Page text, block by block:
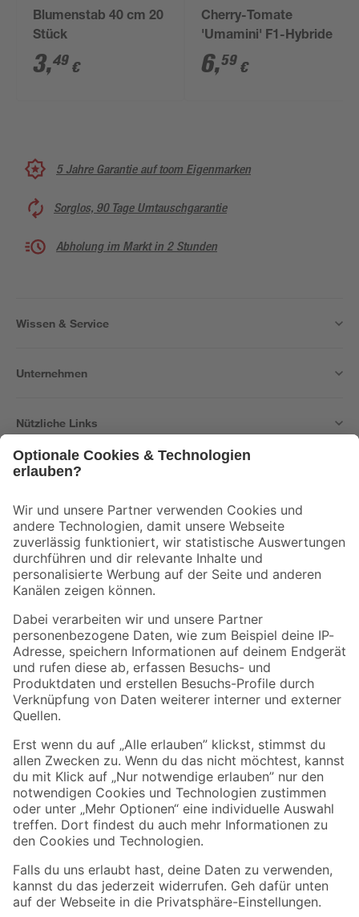
Blumenstab 40 cm 20
Stück
3,49 €
Cherry-Tomate
'Umamini' F1-Hybride
6,59 €
5 Jahre Garantie auf toom Eigenmarken
Sorglos, 90 Tage Umtauschgarantie
Abholung im Markt in 2 Stunden
Wissen & Service
Unternehmen
Nützliche Links
Der toom Newsletter: Keine Angebote und Aktionen mehr verpassen!
Zur Newsletter Anmeldung
Folge uns
Zahlungsarten Versandarten
Sicher einkaufen
Jetzt die toom-App herunterladen
Alle Preisangaben in EUR inkl. gesetzl. MwSt.. Die dargestellten Angebote sind unter
Umständen nicht in allen Märkten verfügbar. Die angegebenen Verfügbarkeiten beziehen